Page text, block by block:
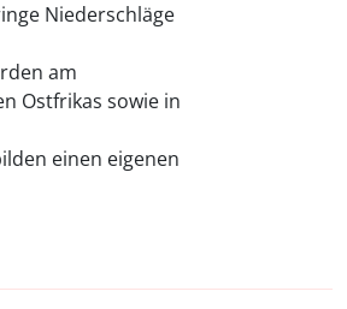
Niederschläge
am
Ostfrikas sowie in
einen eigenen